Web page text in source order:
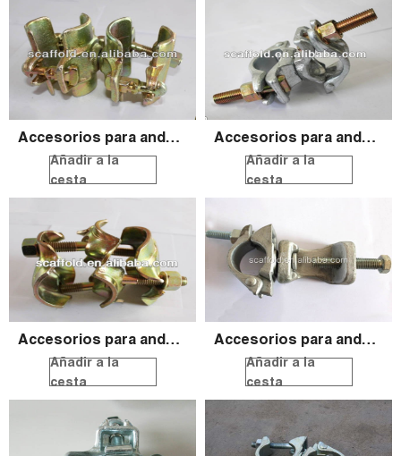
Accesorios para andamios
Añadir a la
cesta
Accesorios para andamios
Añadir a la
cesta
Accesorios para andamios
Añadir a la
cesta
Accesorios para andamios
Añadir a la
cesta